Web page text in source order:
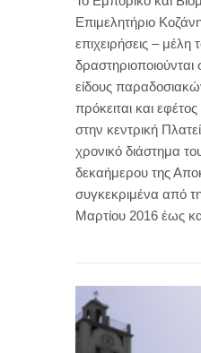
Επιμελητήριο
επιχειρήσεις – μέλη
είδους
πρόκειται και
στην κεντρική
χρονικό διάστημα
δεκαήμερου της
συγκεκριμένα από
Μαρτίου 2016 έως